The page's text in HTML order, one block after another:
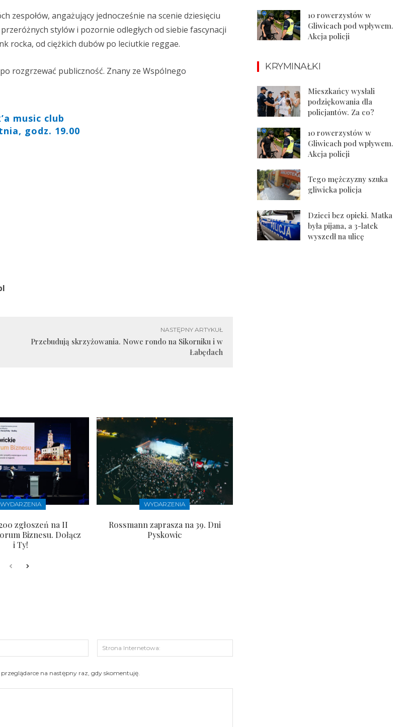
zespołów, angażujący jednocześnie na scenie dziesięciu
stylów i pozornie odległych od siebie fascynacji
rocka, od ciężkich dubów po leciutkie reggae.
rozgrzewać publiczność. Znany ze Wspólnego
music club
godz. 19.00
NASTĘPNY ARTYKUŁ
Przebudują skrzyżowania. Nowe rondo na Sikorniku i w
Łabędach
WYDARZENIA
zgłoszeń na II
Biznesu. Dołącz
i Ty!
WYDARZENIA
Rossmann zaprasza na 39. Dni
Pyskowic
mail:
Internetowa:
na następny raz, gdy skomentuję.
10 rowerzystów w
Gliwicach pod wpływem.
Akcja policji
KRYMINAŁKI
Mieszkańcy wysłali
podziękowania dla
policjantów. Za co?
10 rowerzystów w
Gliwicach pod wpływem.
Akcja policji
Tego mężczyzny szuka
gliwicka policja
Dzieci bez opieki. Matka
była pijana, a 3-latek
wyszedł na ulicę